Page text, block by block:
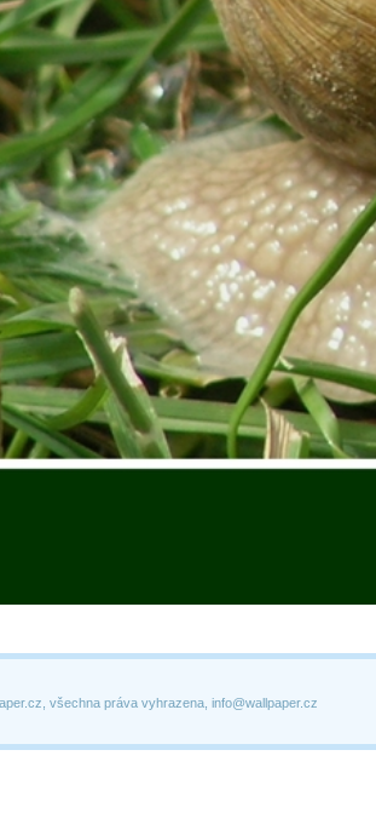
všechna práva vyhrazena, info@wallpaper.cz